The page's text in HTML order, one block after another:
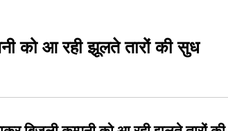
को आ रही झूलते तारों की सुध